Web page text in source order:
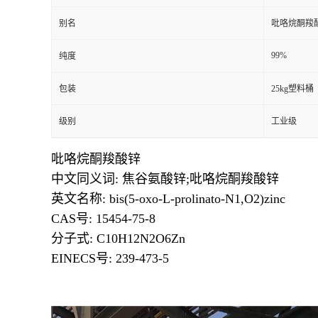
别名 吡咯烷酮羧
纯度 99%
包装 25kg塑料桶
级别 工业级
吡咯烷酮羧酸锌
中文同义词: 焦谷氨酸锌;吡咯烷酮羧酸锌
英文名称: bis(5-oxo-L-prolinato-N1,O2)zinc
CAS号: 15454-75-8
分子式: C10H12N2O6Zn
EINECS号: 239-473-5